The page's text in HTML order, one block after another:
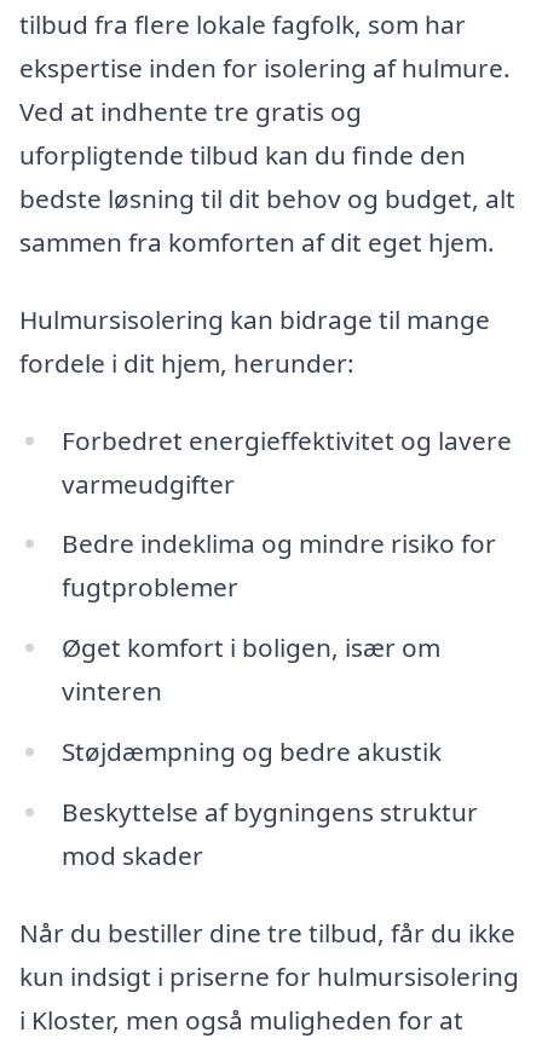
tilbud fra flere lokale fagfolk, som har
ekspertise inden for isolering af hulmure.
Ved at indhente tre gratis og
uforpligtende tilbud kan du finde den
bedste løsning til dit behov og budget, alt
sammen fra komforten af dit eget hjem.
Hulmursisolering kan bidrage til mange
fordele i dit hjem, herunder:
Forbedret energieffektivitet og lavere
varmeudgifter
Bedre indeklima og mindre risiko for
fugtproblemer
Øget komfort i boligen, især om
vinteren
Støjdæmpning og bedre akustik
Beskyttelse af bygningens struktur
mod skader
Når du bestiller dine tre tilbud, får du ikke
kun indsigt i priserne for hulmursisolering
i Kloster, men også muligheden for at